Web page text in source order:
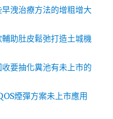
洩治療方法的增粗增大
助肚皮鬆弛打造土城機
要抽化糞池有未上市的
煙彈方案未上市應用